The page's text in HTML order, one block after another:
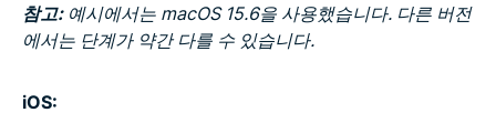
참고: 예시에서는 macOS 15.6을 사용했습니다. 다른 버전
에서는 단계가 약간 다를 수 있습니다.
iOS: